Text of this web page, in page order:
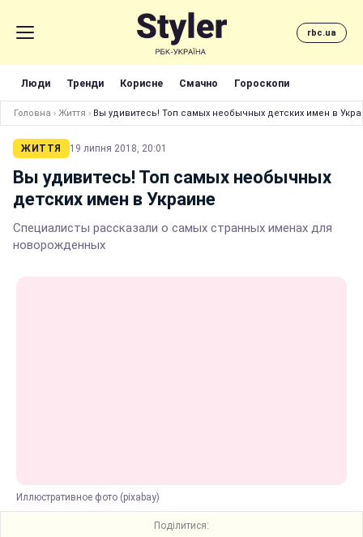
rbc.ua
Люди Тренди Корисне Смачно Гороскопи
Головна › Життя › Вы удивитесь! Топ самых необычных детских имен в
ЖИТТЯ 19 липня 2018, 20:01
Вы удивитесь! Топ самых необычных
детских имен в Украине
Специалисты рассказали о самых странных именах для
новорожденных
Иллюстративное фото (pixabay)
Поділитися: